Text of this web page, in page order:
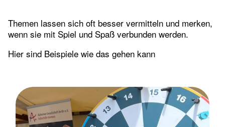
Themen lassen sich oft besser vermitteln und merken,
wenn sie mit Spiel und Spaß verbunden werden.
Hier sind Beispiele wie das gehen kann